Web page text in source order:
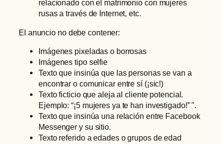
relacionado con el matrimonio con mujeres
rusas a través de Internet, etc.
El anuncio no debe contener:
Imágenes pixeladas o borrosas
Imágenes tipo selfie
Texto que insinúa que las personas se van a
encontrar o comunicar entre sí (¡sic!)
Texto ficticio que aleja al cliente potencial.
Ejemplo: “¡5 mujeres ya te han investigado!” ".
Texto que insinúa una relación entre Facebook
Messenger y su sitio.
Texto referido a edades o grupos de edad